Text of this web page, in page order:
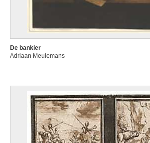
De bankier
Adriaan Meulemans